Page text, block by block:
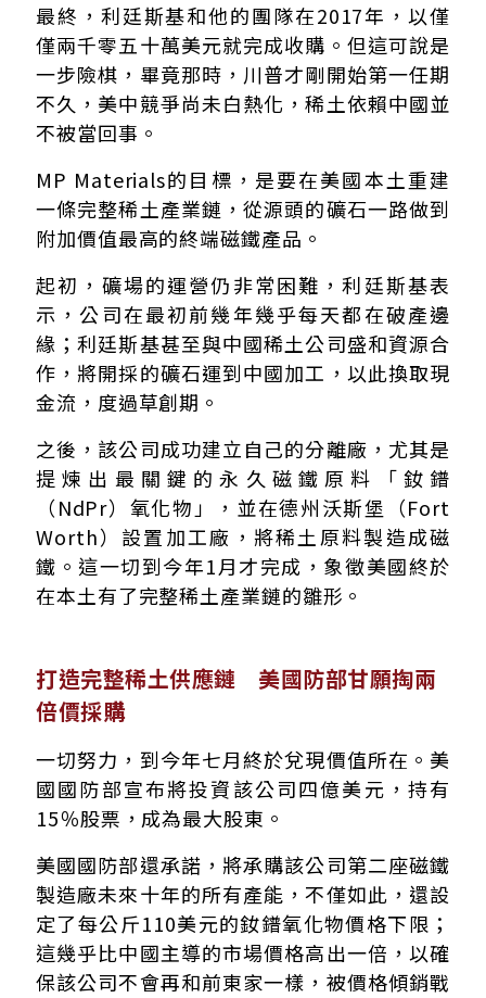
最終，利廷斯基和他的團隊在2017年，以僅
僅兩千零五十萬美元就完成收購。但這可說是
一步險棋，畢竟那時，川普才剛開始第一任期
不久，美中競爭尚未白熱化，稀土依賴中國並
不被當回事。
MP Materials的目標，是要在美國本土重建
一條完整稀土產業鏈，從源頭的礦石一路做到
附加價值最高的終端磁鐵產品。
起初，礦場的運營仍非常困難，利廷斯基表
示，公司在最初前幾年幾乎每天都在破產邊
緣；利廷斯基甚至與中國稀土公司盛和資源合
作，將開採的礦石運到中國加工，以此換取現
金流，度過草創期。
之後，該公司成功建立自己的分離廠，尤其是
提煉出最關鍵的永久磁鐵原料「釹鐠
（NdPr）氧化物」，並在德州沃斯堡（Fort
Worth）設置加工廠，將稀土原料製造成磁
鐵。這一切到今年1月才完成，象徵美國終於
在本土有了完整稀土產業鏈的雛形。
打造完整稀土供應鏈 美國防部甘願掏兩
倍價採購
一切努力，到今年七月終於兌現價值所在。美
國國防部宣布將投資該公司四億美元，持有
15％股票，成為最大股東。
美國國防部還承諾，將承購該公司第二座磁鐵
製造廠未來十年的所有產能，不僅如此，還設
定了每公斤110美元的釹鐠氧化物價格下限；
這幾乎比中國主導的市場價格高出一倍，以確
保該公司不會再和前東家一樣，被價格傾銷戰